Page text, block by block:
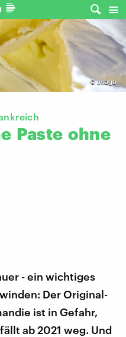
©Imago
Paste ohne
- ein wichtiges
Der Original-
ist in Gefahr,
ab 2021 weg. Und